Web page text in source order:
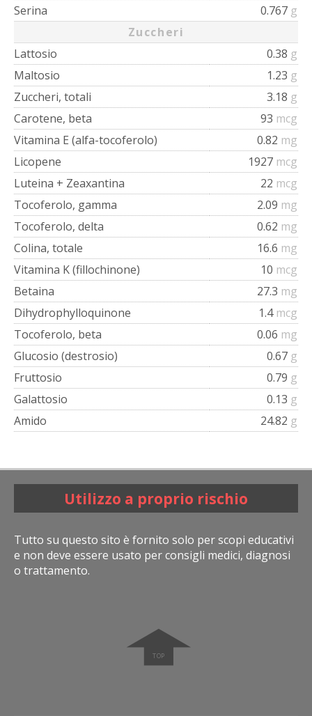
Serina
0.767 g
Zuccheri
Lattosio
0.38 g
Maltosio
1.23 g
Zuccheri, totali
3.18 g
Carotene, beta
93 mcg
Vitamina E (alfa-tocoferolo)
0.82 mg
Licopene
1927 mcg
Luteina + Zeaxantina
22 mcg
Tocoferolo, gamma
2.09 mg
Tocoferolo, delta
0.62 mg
Colina, totale
16.6 mg
Vitamina K (fillochinone)
10 mcg
Betaina
27.3 mg
Dihydrophylloquinone
1.4 mcg
Tocoferolo, beta
0.06 mg
Glucosio (destrosio)
0.67 g
Fruttosio
0.79 g
Galattosio
0.13 g
Amido
24.82 g
Utilizzo a proprio rischio
Tutto su questo sito è fornito solo per scopi educativi
e non deve essere usato per consigli medici, diagnosi
o trattamento.
➧